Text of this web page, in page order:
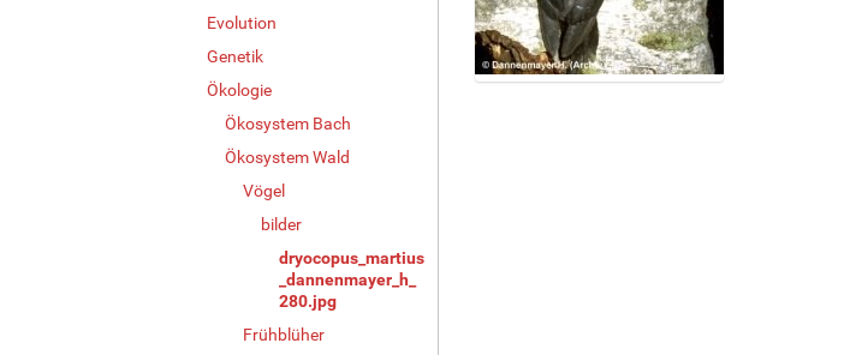
Evolution
Genetik
Ökologie
Ökosystem Bach
Ökosystem Wald
Vögel
bilder
dryocopus_martius
_dannenmayer_h_
280.jpg
Frühblüher